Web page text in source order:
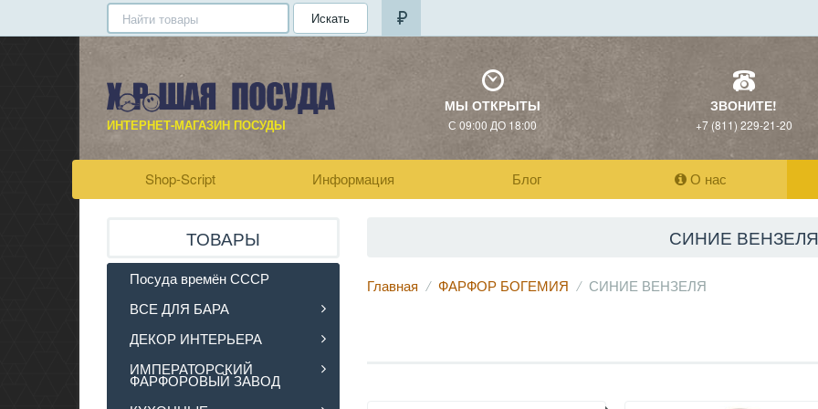
Искать
ИНТЕРНЕТ-МАГАЗИН ПОСУДЫ
МЫ ОТКРЫТЫ
С 09:00 ДО 18:00
ЗВОНИТЕ!
+7 (811) 229-21-20
Shop-Script Информация Блог О нас
СИНИЕ ВЕНЗЕЛЯ
Главная ФАРФОР БОГЕМИЯ СИНИЕ ВЕНЗЕЛЯ
ТОВАРЫ
Посуда времён СССР
ВСЕ ДЛЯ БАРА
ДЕКОР ИНТЕРЬЕРА
ИМПЕРАТОРСКИЙ
ФАРФОРОВЫЙ ЗАВОД